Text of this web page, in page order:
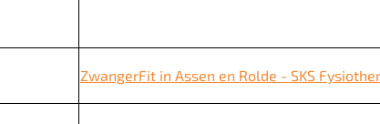
ZwangerFit in Assen en Rolde - SKS